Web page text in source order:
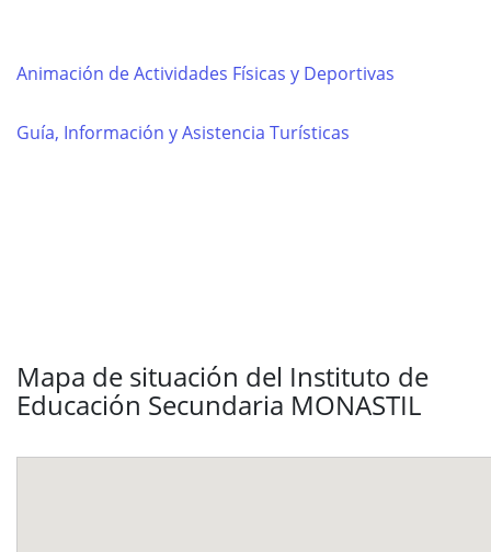
Animación de Actividades Físicas y Deportivas
Guía, Información y Asistencia Turísticas
Mapa de situación del Instituto de
Educación Secundaria MONASTIL